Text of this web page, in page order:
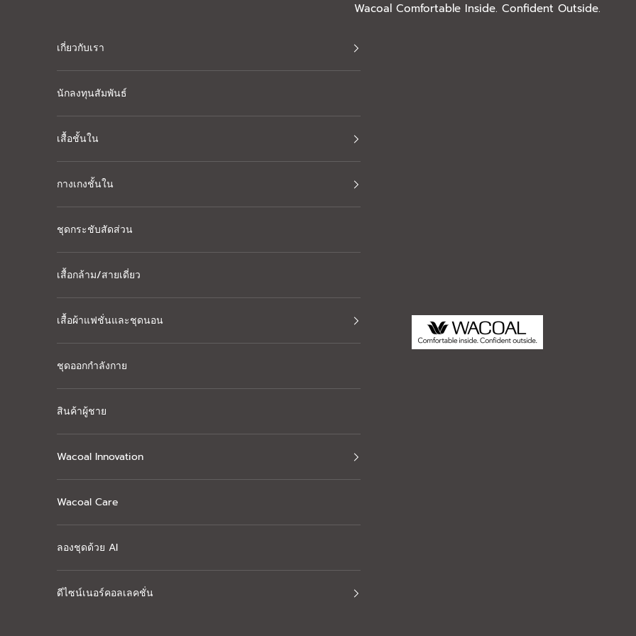
Wacoal Comfortable Inside. Confident Outside.
Thai Wacoal Public Company Limited
เกี่ยวกับเรา
นักลงทุนสัมพันธ์
เสื้อชั้นใน
กางเกงชั้นใน
ชุดกระชับสัดส่วน
เสื้อกล้าม/สายเดี่ยว
เสื้อผ้าแฟชั่นและชุดนอน
ชุดออกกำลังกาย
สินค้าผู้ชาย
Wacoal Innovation
Wacoal Care
ลองชุดด้วย AI
ดีไซน์เนอร์คอลเลคชั่น